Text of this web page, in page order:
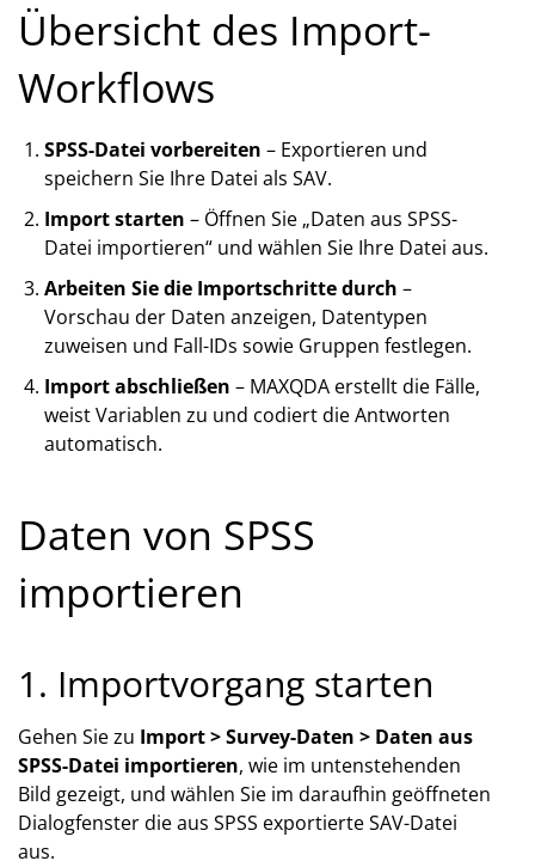
Übersicht des Import-
Workflows
SPSS-Datei vorbereiten – Exportieren und
speichern Sie Ihre Datei als SAV.
Import starten – Öffnen Sie „Daten aus SPSS-
Datei importieren“ und wählen Sie Ihre Datei aus.
Arbeiten Sie die Importschritte durch –
Vorschau der Daten anzeigen, Datentypen
zuweisen und Fall-IDs sowie Gruppen festlegen.
Import abschließen – MAXQDA erstellt die Fälle,
weist Variablen zu und codiert die Antworten
automatisch.
Daten von SPSS
importieren
1. Importvorgang starten
Gehen Sie zu Import > Survey-Daten > Daten aus
SPSS-Datei importieren, wie im untenstehenden
Bild gezeigt, und wählen Sie im daraufhin geöffneten
Dialogfenster die aus SPSS exportierte SAV-Datei
aus.